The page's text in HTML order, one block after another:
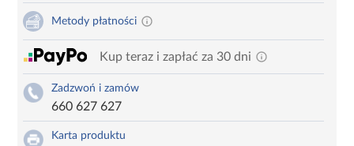
Metody płatności
Kup teraz i zapłać za 30 dni
Zadzwoń i zamów
660 627 627
Karta produktu